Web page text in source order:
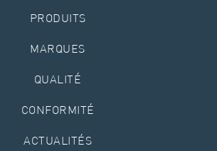
PRODUITS
MARQUES
QUALITÉ
CONFORMITÉ
ACTUALITÉS